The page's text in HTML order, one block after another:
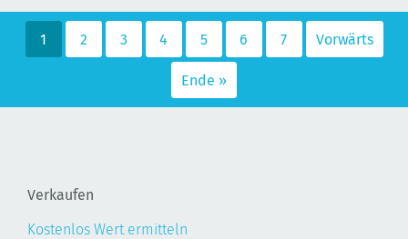
1 2 3 4 5 6 7 Vorwärts
Ende »
Verkaufen
Kostenlos Wert ermitteln